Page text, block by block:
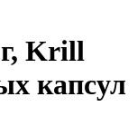
Krill
капсул